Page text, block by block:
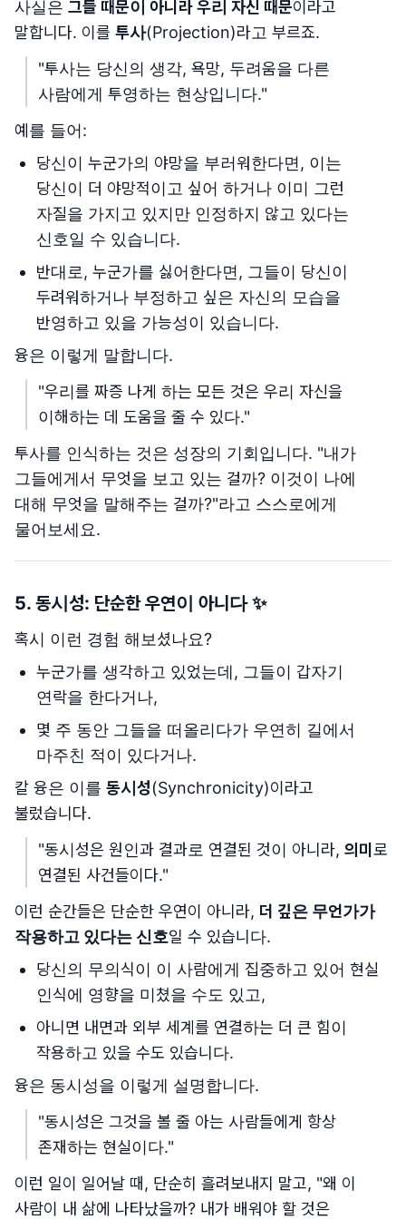
사실은 그들 때문이 아니라 우리 자신 때문이라고
말합니다. 이를 투사(Projection)라고 부르죠.
"투사는 당신의 생각, 욕망, 두려움을 다른
사람에게 투영하는 현상입니다."
예를 들어:
당신이 누군가의 야망을 부러워한다면, 이는
당신이 더 야망적이고 싶어 하거나 이미 그런
자질을 가지고 있지만 인정하지 않고 있다는
신호일 수 있습니다.
반대로, 누군가를 싫어한다면, 그들이 당신이
두려워하거나 부정하고 싶은 자신의 모습을
반영하고 있을 가능성이 있습니다.
융은 이렇게 말합니다.
"우리를 짜증 나게 하는 모든 것은 우리 자신을
이해하는 데 도움을 줄 수 있다."
투사를 인식하는 것은 성장의 기회입니다. "내가
그들에게서 무엇을 보고 있는 걸까? 이것이 나에
대해 무엇을 말해주는 걸까?"라고 스스로에게
물어보세요.
5. 동시성: 단순한 우연이 아니다✨
혹시 이런 경험 해보셨나요?
누군가를 생각하고 있었는데, 그들이 갑자기
연락을 한다거나,
몇 주 동안 그들을 떠올리다가 우연히 길에서
마주친 적이 있다거나.
칼 융은 이를 동시성(Synchronicity)이라고
불렀습니다.
"동시성은 원인과 결과로 연결된 것이 아니라, 의미 로
연결된 사건들이다."
이런 순간들은 단순한 우연이 아니라, 더 깊은 무언가가
작용하고 있다는 신호일 수 있습니다.
당신의 무의식이 이 사람에게 집중하고 있어 현실
인식에 영향을 미쳤을 수도 있고,
아니면 내면과 외부 세계를 연결하는 더 큰 힘이
작용하고 있을 수도 있습니다.
융은 동시성을 이렇게 설명합니다.
"동시성은 그것을 볼 줄 아는 사람들에게 항상
존재하는 현실이다."
이런 일이 일어날 때, 단순히 흘려보내지 말고, "왜 이
사람이 내 삶에 나타났을까? 내가 배워야 할 것은